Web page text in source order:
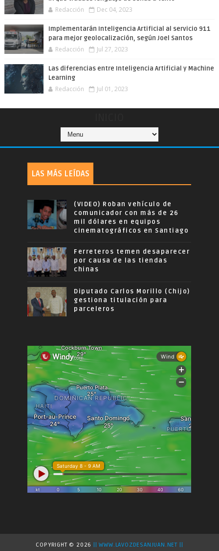
Redacción Dec 04, 2023
Implementarán Inteligencia Artificial al servicio 911
para mejor geolocalización, según Joel Santos
Redacción Jul 27, 2023
Las diferencias entre Inteligencia Artificial y Machine
Learning
Redacción Jul 01, 2023
LAS MÁS LEÍDAS
(VIDEO) Roban vehículo de
comunicador con más de 26
mil dólares en equipos
cinematográficos en Santiago
Ferreteros temen desaparecer
por causa de las tiendas
chinas
Diputado Carlos Morillo (Chijo)
gestiona titulación para
parceleros
COPYRIGHT © 2026 || WWW.LAVOZDESANJUAN.NET ||